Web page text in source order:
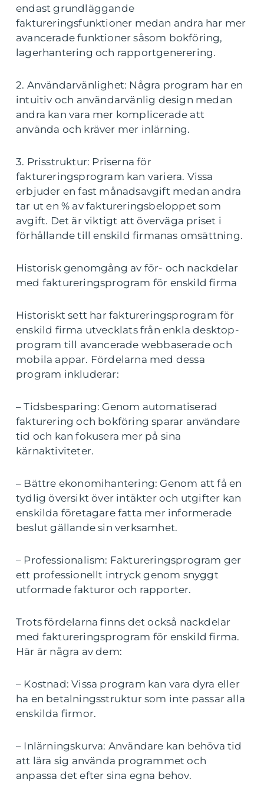
endast grundläggande
faktureringsfunktioner medan andra har mer
avancerade funktioner såsom bokföring,
lagerhantering och rapportgenerering.
2. Användarvänlighet: Några program har en
intuitiv och användarvänlig design medan
andra kan vara mer komplicerade att
använda och kräver mer inlärning.
3. Prisstruktur: Priserna för
faktureringsprogram kan variera. Vissa
erbjuder en fast månadsavgift medan andra
tar ut en % av faktureringsbeloppet som
avgift. Det är viktigt att överväga priset i
förhållande till enskild firmanas omsättning.
Historisk genomgång av för- och nackdelar
med faktureringsprogram för enskild firma
Historiskt sett har faktureringsprogram för
enskild firma utvecklats från enkla desktop-
program till avancerade webbaserade och
mobila appar. Fördelarna med dessa
program inkluderar:
– Tidsbesparing: Genom automatiserad
fakturering och bokföring sparar användare
tid och kan fokusera mer på sina
kärnaktiviteter.
– Bättre ekonomihantering: Genom att få en
tydlig översikt över intäkter och utgifter kan
enskilda företagare fatta mer informerade
beslut gällande sin verksamhet.
– Professionalism: Faktureringsprogram ger
ett professionellt intryck genom snyggt
utformade fakturor och rapporter.
Trots fördelarna finns det också nackdelar
med faktureringsprogram för enskild firma.
Här är några av dem:
– Kostnad: Vissa program kan vara dyra eller
ha en betalningsstruktur som inte passar alla
enskilda firmor.
– Inlärningskurva: Användare kan behöva tid
att lära sig använda programmet och
anpassa det efter sina egna behov.